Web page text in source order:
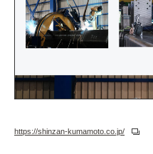
https://shinzan-kumamoto.co.jp/